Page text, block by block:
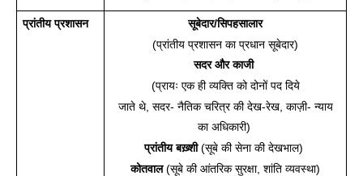
प्रांतीय प्रशासन
सूबेदार/सिपहसालार
(प्रांतीय प्रशासन का प्रधान सूबेदार)
सदर और काजी
(प्रायः एक ही व्यक्ति को दोनों पद दिये
जाते थे, सदर- नैतिक चरित्र की देख-रेख, काज़ी- न्याय
का अधिकारी)
प्रांतीय बख़्शी (सूबे की सेना की देखभाल)
कोतवाल (सूबे की आंतरिक सुरक्षा, शांति व्यवस्था)